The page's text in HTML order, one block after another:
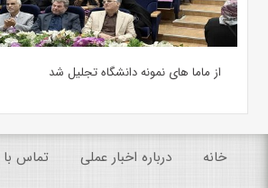
از ماما های نمونه دانشگاه تجلیل شد
خانه درباره اخبار عملی تماس با